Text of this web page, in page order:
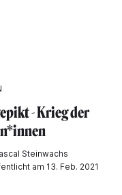
- Krieg der
Steinwachs
am 13. Feb. 2021